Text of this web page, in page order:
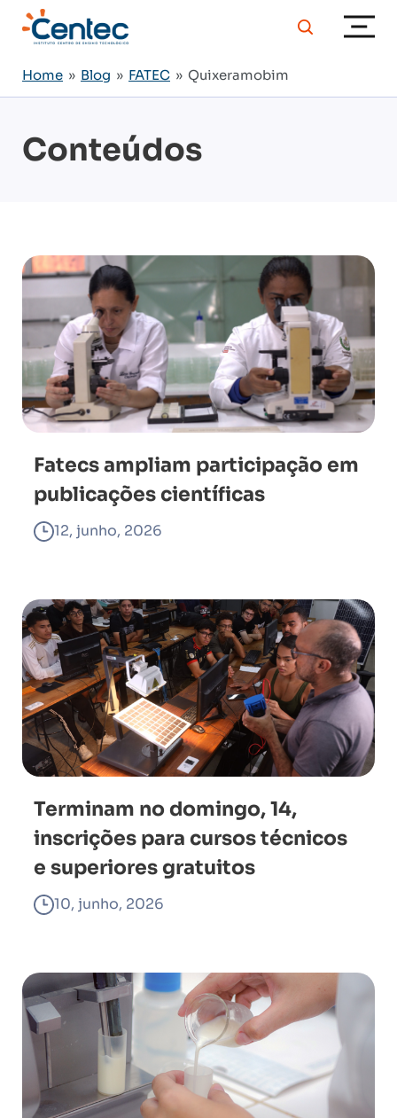
Home » Blog » FATEC » Quixeramobim
Conteúdos
Fatecs ampliam participação em
publicações científicas
12, junho, 2026
Terminam no domingo, 14,
inscrições para cursos técnicos
e superiores gratuitos
10, junho, 2026